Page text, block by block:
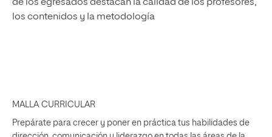
de los egresados destacan la calidad de los profesores,
los contenidos y la metodología
MALLA CURRICULAR
Prepárate para crecer y poner en práctica tus habilidades de